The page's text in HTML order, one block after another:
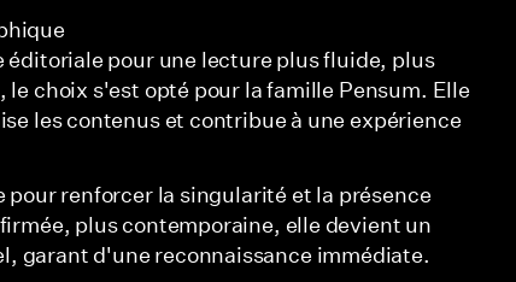
éditoriale pour une lecture plus fluide, plus
choix s'est opté pour la famille Pensum. Elle
les contenus et contribue à une expérience
pour renforcer la singularité et la présence
plus contemporaine, elle devient un
garant d'une reconnaissance immédiate.